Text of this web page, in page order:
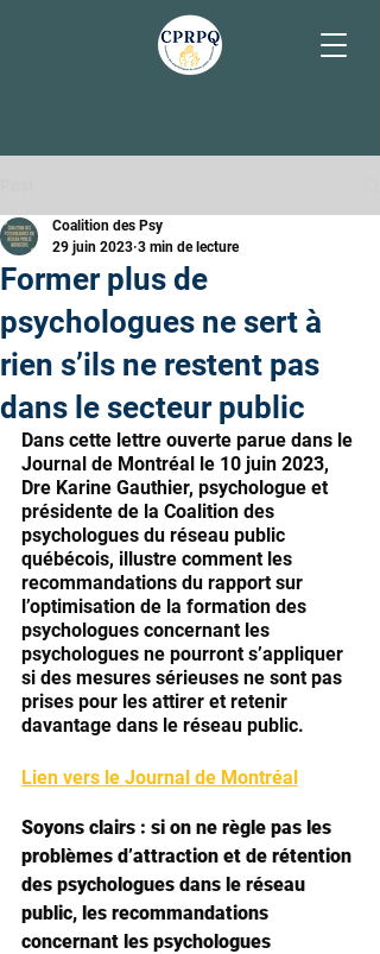
Former plus de
psychologues ne sert à
rien s’ils ne restent pas
dans le secteur public
Coalition des Psy
29 juin 2023 3 min de lecture
Dans cette lettre ouverte parue dans le
Journal de Montréal le 10 juin 2023,
Dre Karine Gauthier, psychologue et
présidente de la Coalition des
psychologues du réseau public
québécois, illustre comment les
recommandations du rapport sur
l’optimisation de la formation des
psychologues concernant les
psychologues ne pourront s’appliquer
si des mesures sérieuses ne sont pas
prises pour les attirer et retenir
davantage dans le réseau public.
Lien vers le Journal de Montréal
Soyons clairs : si on ne règle pas les
problèmes d’attraction et de rétention
des psychologues dans le réseau
public, les recommandations
concernant les psychologues